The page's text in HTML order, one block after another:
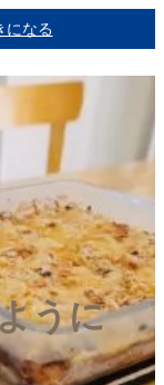
になる
うに